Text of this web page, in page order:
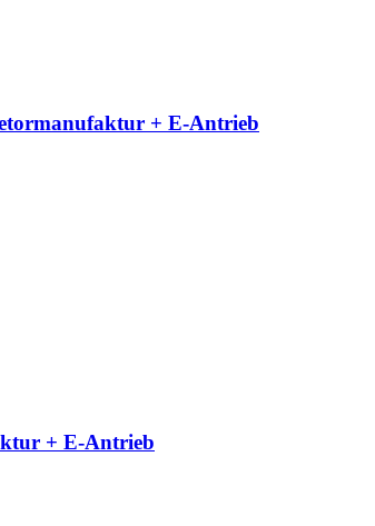
+ E-Antrieb
+ E-Antrieb